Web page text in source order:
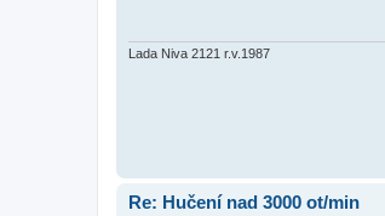
e
Lada Niva 2121 r.v.1987
Re: Hučení nad 3000 ot/min